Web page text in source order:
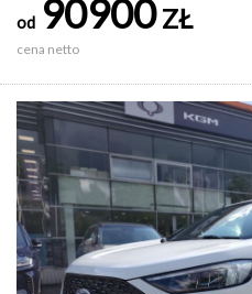
od 90900ZŁ
cena netto